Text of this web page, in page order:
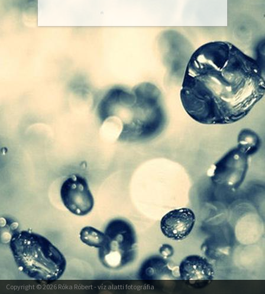
Copyright © 2026 Róka Róbert- víz alatti fotográfia